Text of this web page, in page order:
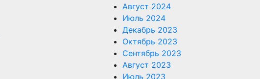
Август 2024
Июль 2024
Декабрь 2023
Октябрь 2023
Сентябрь 2023
Август 2023
Июль 2023